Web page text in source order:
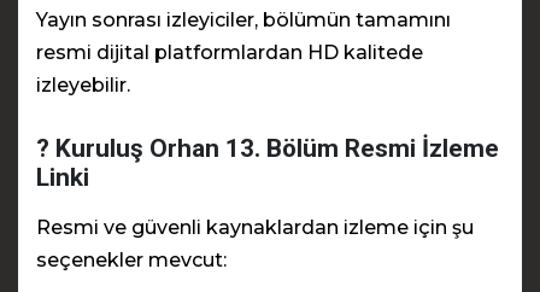
Yayın sonrası izleyiciler, bölümün tamamını
resmi dijital platformlardan HD kalitede
izleyebilir.
? Kuruluş Orhan 13. Bölüm Resmi İzleme
Linki
Resmi ve güvenli kaynaklardan izleme için şu
seçenekler mevcut: